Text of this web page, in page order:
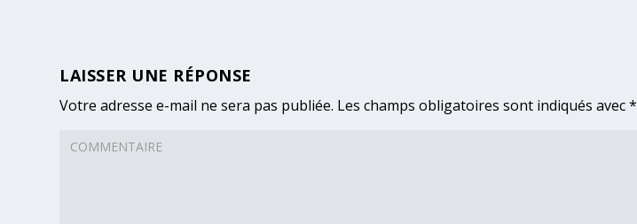
LAISSER UNE RÉPONSE
Votre adresse e-mail ne sera pas publiée. Les champs obligatoires sont indiqués avec*